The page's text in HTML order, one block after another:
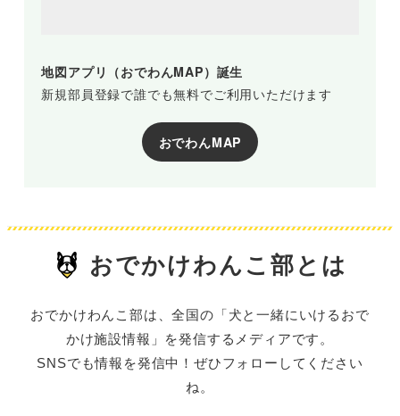
地図アプリ（おでわんMAP）誕生
新規部員登録で誰でも無料でご利用いただけます
おでわんMAP
おでかけわんこ部とは
おでかけわんこ部は、全国の「犬と一緒にいけるおで
かけ施設情報」を発信するメディアです。
SNSでも情報を発信中！ぜひフォローしてください
ね。